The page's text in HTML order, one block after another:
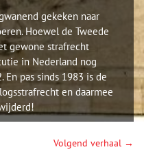
gekeken naar
Hoewel de Tweede
gewone strafrecht
in Nederland nog
En pas sinds 1983 is de
en daarmee
Volgend verhaal →